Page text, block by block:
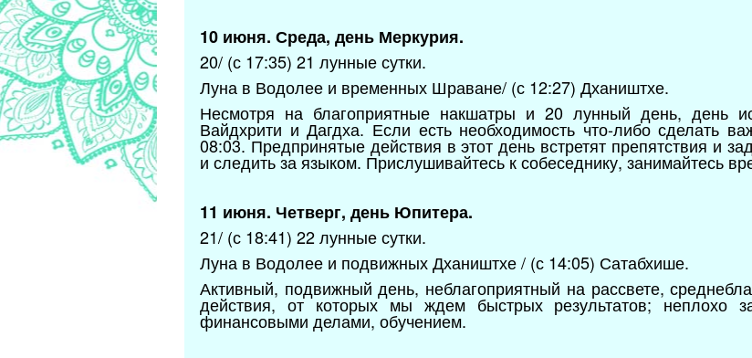
10 июня. Среда, день Меркурия.
20/ (с 17:35) 21 лунные сутки.
Луна в Водолее и временных Шраване/ (с 12:27) Дхаништхе.
Несмотря на благоприятные накшатры и 20 лунный день, день
Вайдхрити и Дагдха. Если есть необходимость что-либо сделать
08:03. Предпринятые действия в этот день встретят препятствия и
и следить за языком. Прислушивайтесь к собеседнику, занимайтесь
11 июня. Четверг, день Юпитера.
21/ (с 18:41) 22 лунные сутки.
Луна в Водолее и подвижных Дхаништхе / (с 14:05) Сатабхише.
Активный, подвижный день, неблагоприятный на рассвете,
действия, от которых мы ждем быстрых результатов; неплохо
финансовыми делами, обучением.